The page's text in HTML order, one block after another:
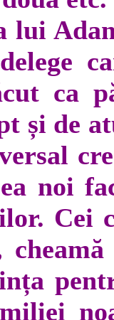
lui
ca
și de
noi
Cei